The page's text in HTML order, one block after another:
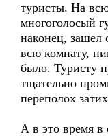
туристы. На
многоголосый
наконец, зашел
всю комнату,
было. Туристу
тщательно
переполох
А в это время в